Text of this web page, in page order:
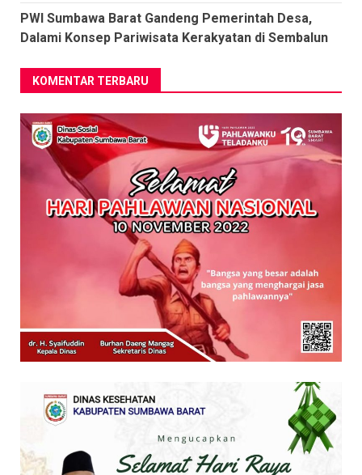
PWI Sumbawa Barat Gandeng Pemerintah Desa,
Dalami Konsep Pariwisata Kerakyatan di Sembalun
KOMENTAR TERBARU